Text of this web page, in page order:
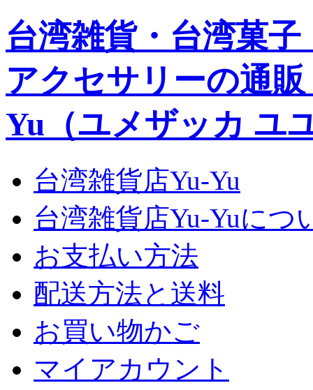
台湾雑貨・台湾菓
アクセサリーの通
Yu（ユメザッカ ユ
台湾雑貨店Yu-Yu
台湾雑貨店Yu-Yuにつ
お支払い方法
配送方法と送料
お買い物かご
マイアカウント